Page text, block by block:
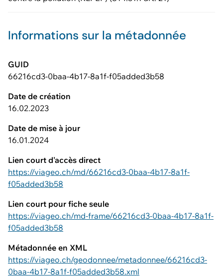
Informations sur la métadonnée
GUID
66216cd3-0baa-4b17-8a1f-f05added3b58
Date de création
16.02.2023
Date de mise à jour
16.01.2024
Lien court d'accès direct
https://viageo.ch/md/66216cd3-0baa-4b17-8a1f-
f05added3b58
Lien court pour fiche seule
https://viageo.ch/md-frame/66216cd3-0baa-4b17-8a1f-
f05added3b58
Métadonnée en XML
https://viageo.ch/geodonnee/metadonnee/66216cd3-
0baa-4b17-8a1f-f05added3b58.xml